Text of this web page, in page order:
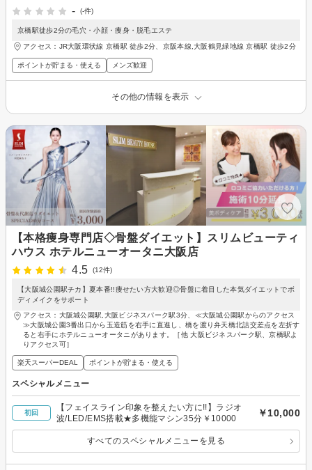
-
(-件)
京橋駅徒歩2分の毛穴・小顔・痩身・脱毛エステ
アクセス：JR大阪環状線 京橋駅 徒歩2分、京阪本線,大阪鶴見緑地線 京橋駅 徒歩2分
ポイントが貯まる・使える メンズ歓迎
その他の情報を表示
【本格痩身専門店◇骨盤ダイエット】スリムビューティ
ハウス ホテルニューオータニ大阪店
4.5
(12件)
【大阪城公園駅チカ】夏本番!!痩せたい方大歓迎◎骨盤に着目した本気ダイエットでボ
ディメイクをサポート
アクセス：大阪城公園駅,大阪ビジネスパーク駅3分、≪大阪城公園駅からのアクセス
≫大阪城公園3番出口から玉造筋を右手に直進し、橋を渡り弁天橋北詰交差点を左折す
ると右手にホテルニューオータニがあります。［他 大阪ビジネスパーク駅、京橋駅よ
りアクセス可］
楽天スーパーDEAL ポイントが貯まる・使える
スペシャルメニュー
初回
【フェイスライン印象を整えたい方に!!】ラジオ
波/LED/EMS搭載★多機能マシン35分￥10000
￥10,000
すべてのスペシャルメニューを見る